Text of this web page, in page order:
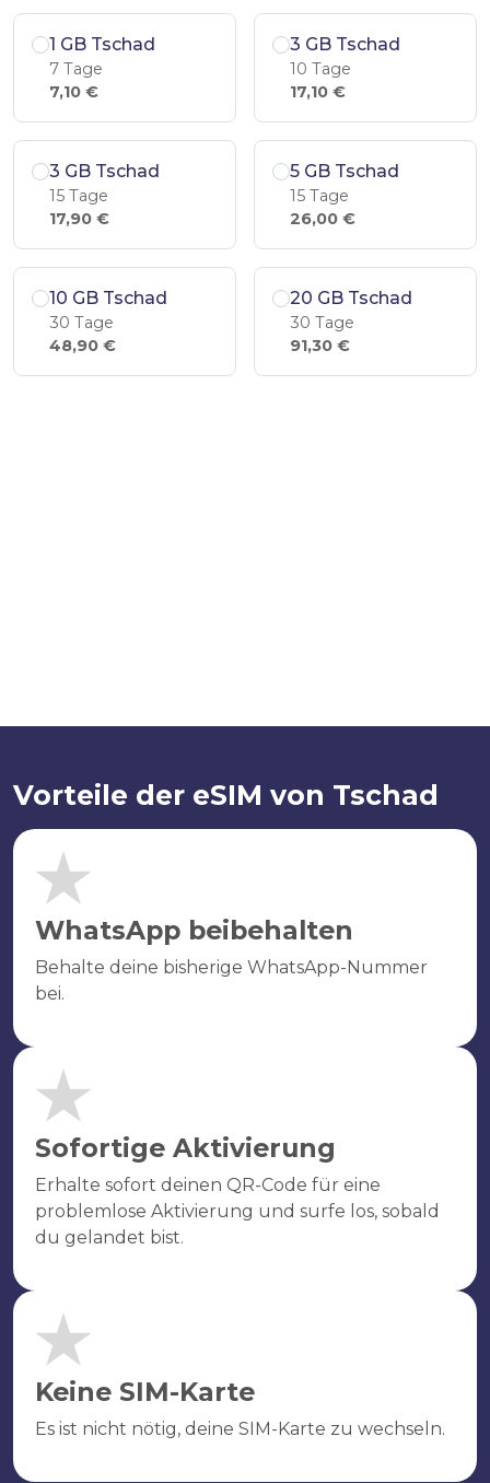
1 GB Tschad
7 Tage
7,10 €
3 GB Tschad
10 Tage
17,10 €
3 GB Tschad
15 Tage
17,90 €
5 GB Tschad
15 Tage
26,00 €
10 GB Tschad
30 Tage
48,90 €
20 GB Tschad
30 Tage
91,30 €
Vorteile der eSIM von Tschad
WhatsApp beibehalten
Behalte deine bisherige WhatsApp-Nummer
bei.
Sofortige Aktivierung
Erhalte sofort deinen QR-Code für eine
problemlose Aktivierung und surfe los, sobald
du gelandet bist.
Keine SIM-Karte
Es ist nicht nötig, deine SIM-Karte zu wechseln.